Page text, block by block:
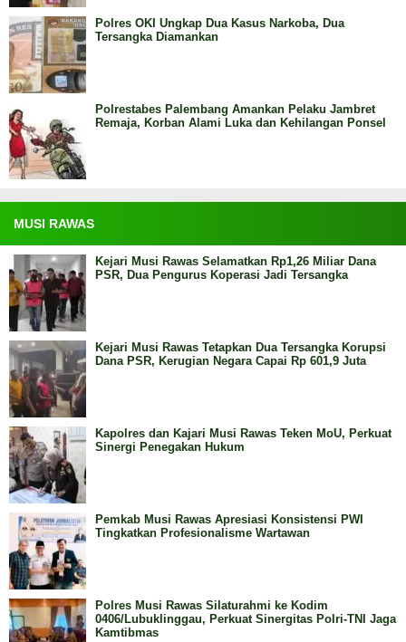
Polres OKI Ungkap Dua Kasus Narkoba, Dua
Tersangka Diamankan
Polrestabes Palembang Amankan Pelaku Jambret
Remaja, Korban Alami Luka dan Kehilangan Ponsel
MUSI RAWAS
Kejari Musi Rawas Selamatkan Rp1,26 Miliar Dana
PSR, Dua Pengurus Koperasi Jadi Tersangka
Kejari Musi Rawas Tetapkan Dua Tersangka Korupsi
Dana PSR, Kerugian Negara Capai Rp 601,9 Juta
Kapolres dan Kajari Musi Rawas Teken MoU, Perkuat
Sinergi Penegakan Hukum
Pemkab Musi Rawas Apresiasi Konsistensi PWI
Tingkatkan Profesionalisme Wartawan
Polres Musi Rawas Silaturahmi ke Kodim
0406/Lubuklinggau, Perkuat Sinergitas Polri-TNI Jaga
Kamtibmas